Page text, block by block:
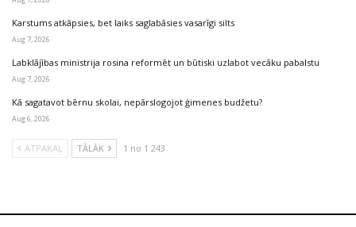
Karstums atkāpsies, bet laiks saglabāsies vasarīgi silts
Aug 7, 2026
Labklājības ministrija rosina reformēt un būtiski uzlabot vecāku pabalstu
Aug 7, 2026
Kā sagatavot bērnu skolai, nepārslogojot ģimenes budžetu?
Aug 6, 2026
ATPAKAĻ TĀLĀK 1 no 1 243